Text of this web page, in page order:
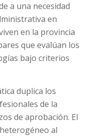
a una necesidad
en
en la provincia
que evalúan los
bajo criterios
duplica los
de la
de aprobación. El
al